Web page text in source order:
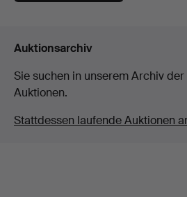
Auktionsarchiv
Sie suchen in unserem Archiv
Auktionen.
Stattdessen laufende Auktionen